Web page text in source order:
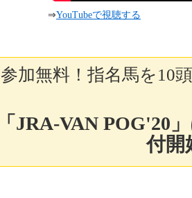
⇒YouTubeで視聴する
参加無料！指名馬を10
「JRA-VAN POG'20
付開